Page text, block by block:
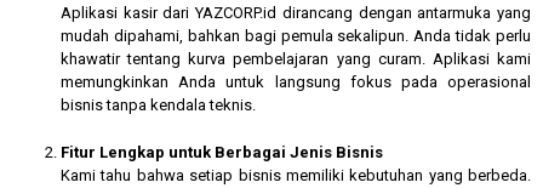
Aplikasi kasir dari YAZCORP.id dirancang dengan antarmuka yang
mudah dipahami, bahkan bagi pemula sekalipun. Anda tidak perlu
khawatir tentang kurva pembelajaran yang curam. Aplikasi kami
memungkinkan Anda untuk langsung fokus pada operasional
bisnis tanpa kendala teknis.
Fitur Lengkap untuk Berbagai Jenis Bisnis
Kami tahu bahwa setiap bisnis memiliki kebutuhan yang berbeda.